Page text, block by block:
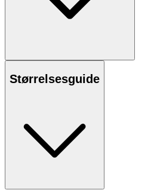
Størrelsesguide